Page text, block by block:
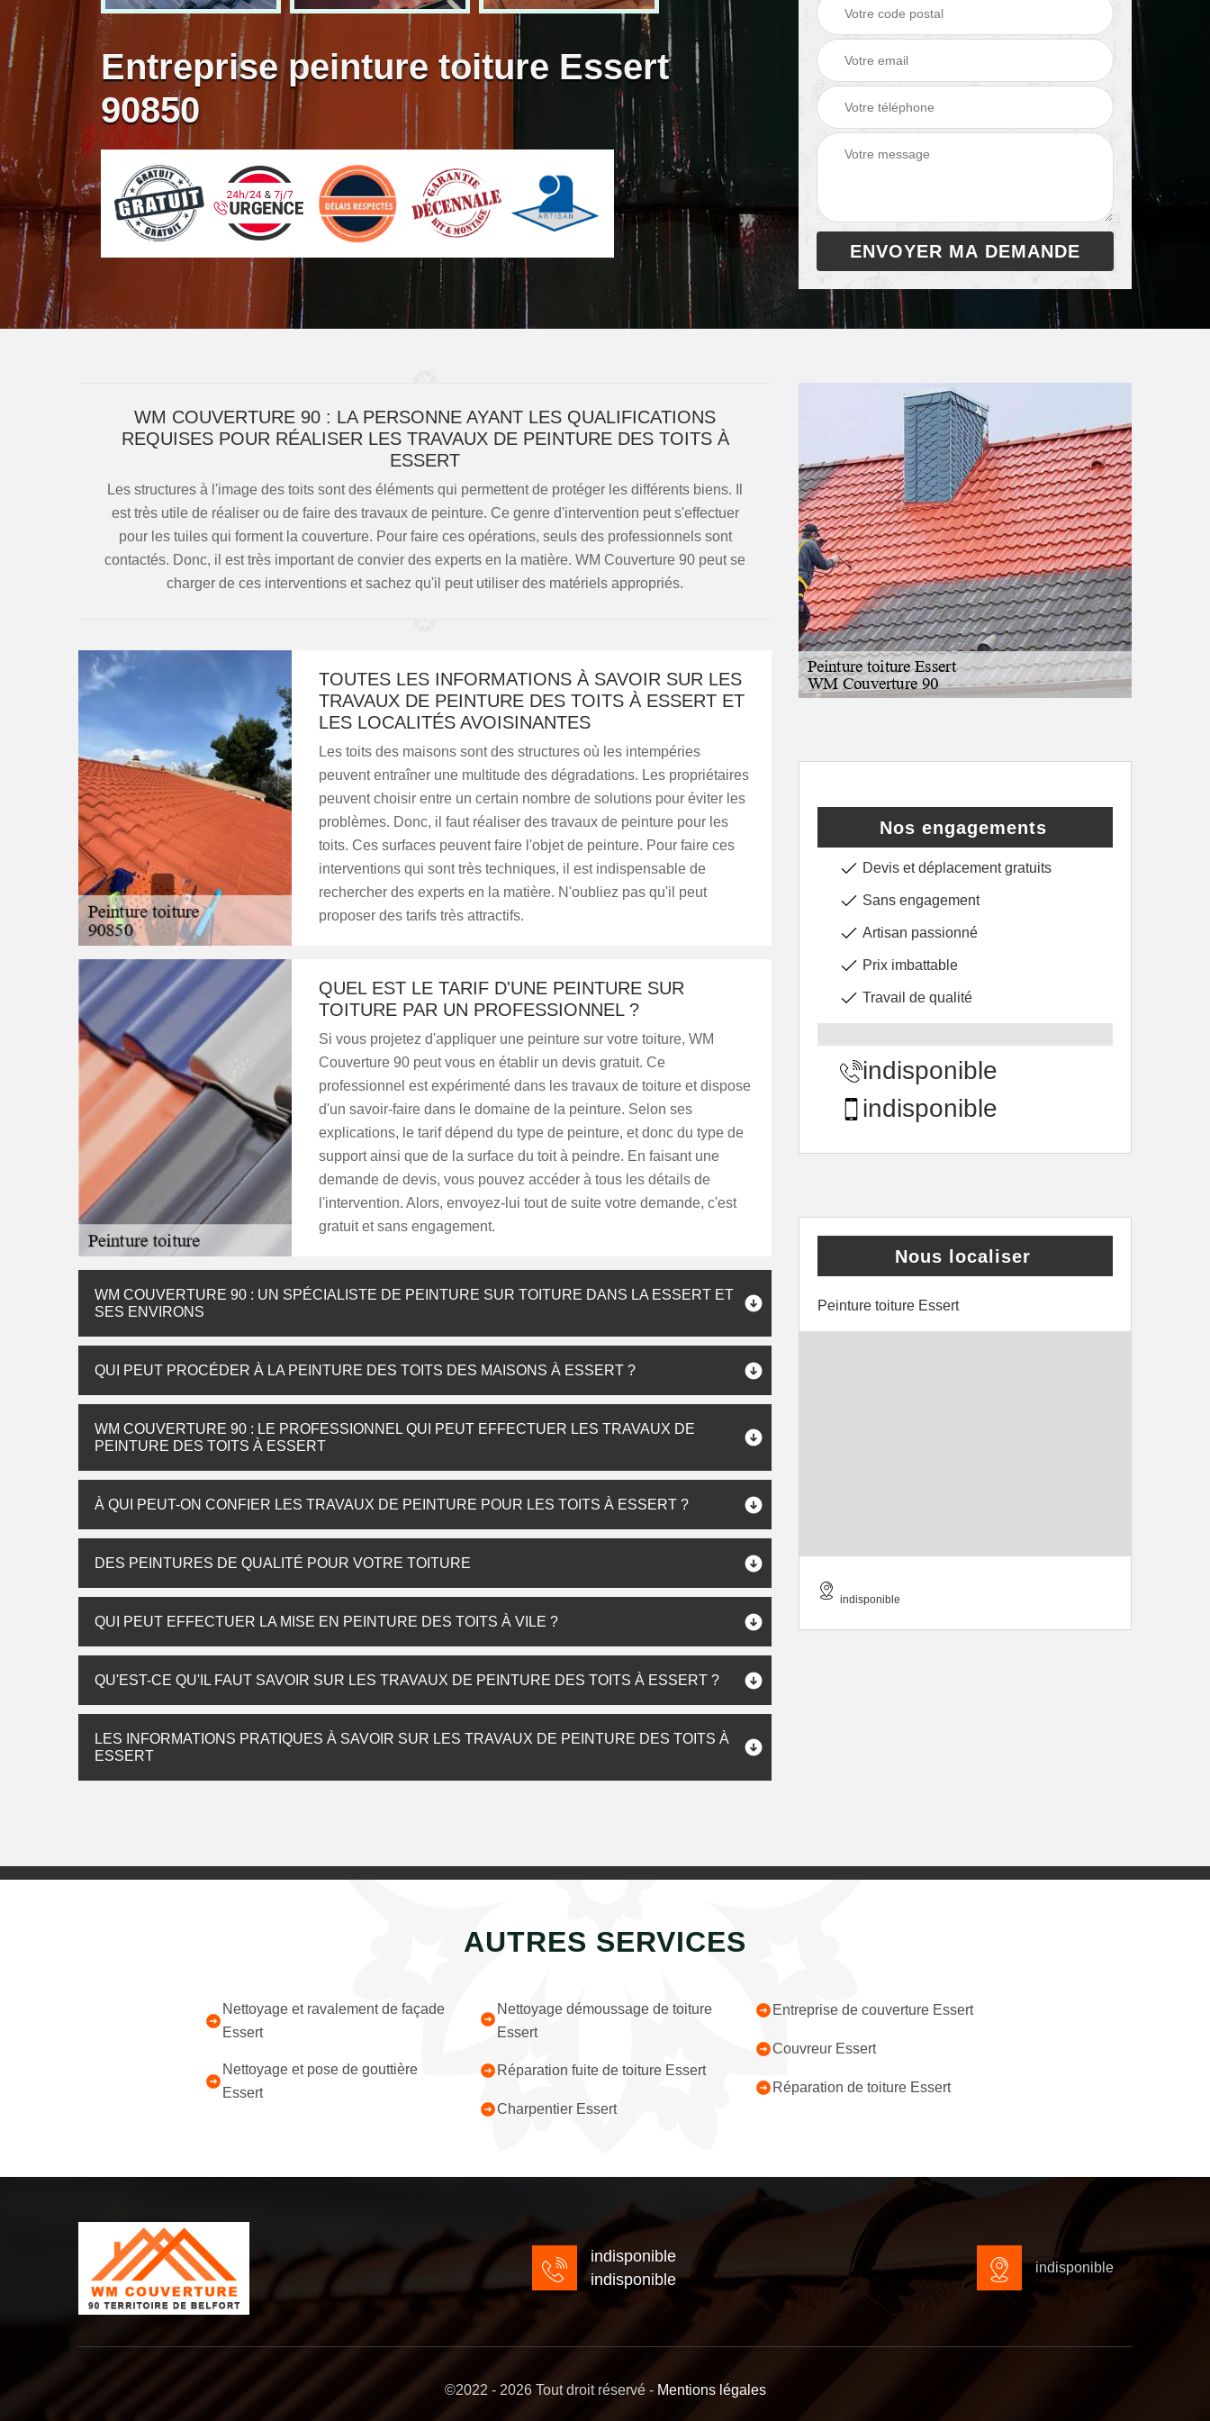
Entreprise peinture toiture Essert
90850
WM COUVERTURE 90 : LA PERSONNE AYANT LES QUALIFICATIONS
REQUISES POUR RÉALISER LES TRAVAUX DE PEINTURE DES TOITS À
ESSERT
Les structures à l'image des toits sont des éléments qui permettent de protéger les différents biens. Il
est très utile de réaliser ou de faire des travaux de peinture. Ce genre d'intervention peut s'effectuer
pour les tuiles qui forment la couverture. Pour faire ces opérations, seuls des professionnels sont
contactés. Donc, il est très important de convier des experts en la matière. WM Couverture 90 peut se
charger de ces interventions et sachez qu'il peut utiliser des matériels appropriés.
TOUTES LES INFORMATIONS À SAVOIR SUR LES
TRAVAUX DE PEINTURE DES TOITS À ESSERT ET
LES LOCALITÉS AVOISINANTES
Les toits des maisons sont des structures où les intempéries
peuvent entraîner une multitude des dégradations. Les propriétaires
peuvent choisir entre un certain nombre de solutions pour éviter les
problèmes. Donc, il faut réaliser des travaux de peinture pour les
toits. Ces surfaces peuvent faire l'objet de peinture. Pour faire ces
interventions qui sont très techniques, il est indispensable de
rechercher des experts en la matière. N'oubliez pas qu'il peut
proposer des tarifs très attractifs.
QUEL EST LE TARIF D'UNE PEINTURE SUR
TOITURE PAR UN PROFESSIONNEL ?
Si vous projetez d'appliquer une peinture sur votre toiture, WM
Couverture 90 peut vous en établir un devis gratuit. Ce
professionnel est expérimenté dans les travaux de toiture et dispose
d'un savoir-faire dans le domaine de la peinture. Selon ses
explications, le tarif dépend du type de peinture, et donc du type de
support ainsi que de la surface du toit à peindre. En faisant une
demande de devis, vous pouvez accéder à tous les détails de
l'intervention. Alors, envoyez-lui tout de suite votre demande, c'est
gratuit et sans engagement.
WM COUVERTURE 90 : UN SPÉCIALISTE DE PEINTURE SUR TOITURE DANS LA ESSERT ET
SES ENVIRONS
QUI PEUT PROCÉDER À LA PEINTURE DES TOITS DES MAISONS À ESSERT ?
WM COUVERTURE 90 : LE PROFESSIONNEL QUI PEUT EFFECTUER LES TRAVAUX DE
PEINTURE DES TOITS À ESSERT
À QUI PEUT-ON CONFIER LES TRAVAUX DE PEINTURE POUR LES TOITS À ESSERT ?
DES PEINTURES DE QUALITÉ POUR VOTRE TOITURE
QUI PEUT EFFECTUER LA MISE EN PEINTURE DES TOITS À VILE ?
QU'EST-CE QU'IL FAUT SAVOIR SUR LES TRAVAUX DE PEINTURE DES TOITS À ESSERT ?
LES INFORMATIONS PRATIQUES À SAVOIR SUR LES TRAVAUX DE PEINTURE DES TOITS À
ESSERT
Nos engagements
Devis et déplacement gratuits
Sans engagement
Artisan passionné
Prix imbattable
Travail de qualité
indisponible
indisponible
Nous localiser
Peinture toiture Essert
indisponible
AUTRES SERVICES
Nettoyage et ravalement de façade
Essert
Nettoyage et pose de gouttière
Essert
Nettoyage démoussage de toiture
Essert
Réparation fuite de toiture Essert
Charpentier Essert
Entreprise de couverture Essert
Couvreur Essert
Réparation de toiture Essert
indisponible
indisponible
indisponible
©2022 - 2026 Tout droit réservé - Mentions légales